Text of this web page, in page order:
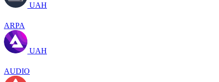
UAH
ARPA
UAH
AUDIO